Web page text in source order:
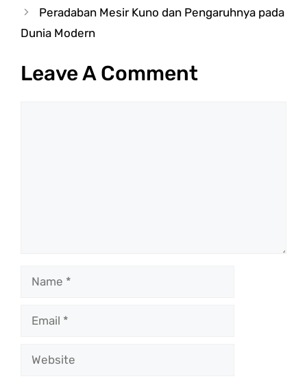
Peradaban Mesir Kuno dan Pengaruhnya pada
Dunia Modern
Leave A Comment